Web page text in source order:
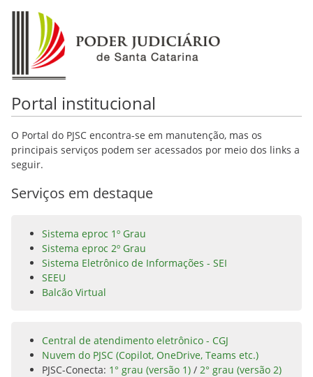
Portal institucional
O Portal do PJSC encontra-se em manutenção, mas os
principais serviços podem ser acessados por meio dos links a
seguir.
Serviços em destaque
Sistema eproc 1º Grau
Sistema eproc 2º Grau
Sistema Eletrônico de Informações - SEI
SEEU
Balcão Virtual
Central de atendimento eletrônico - CGJ
Nuvem do PJSC (Copilot, OneDrive, Teams etc.)
PJSC-Conecta: 1° grau (versão 1) / 2° grau (versão 2)